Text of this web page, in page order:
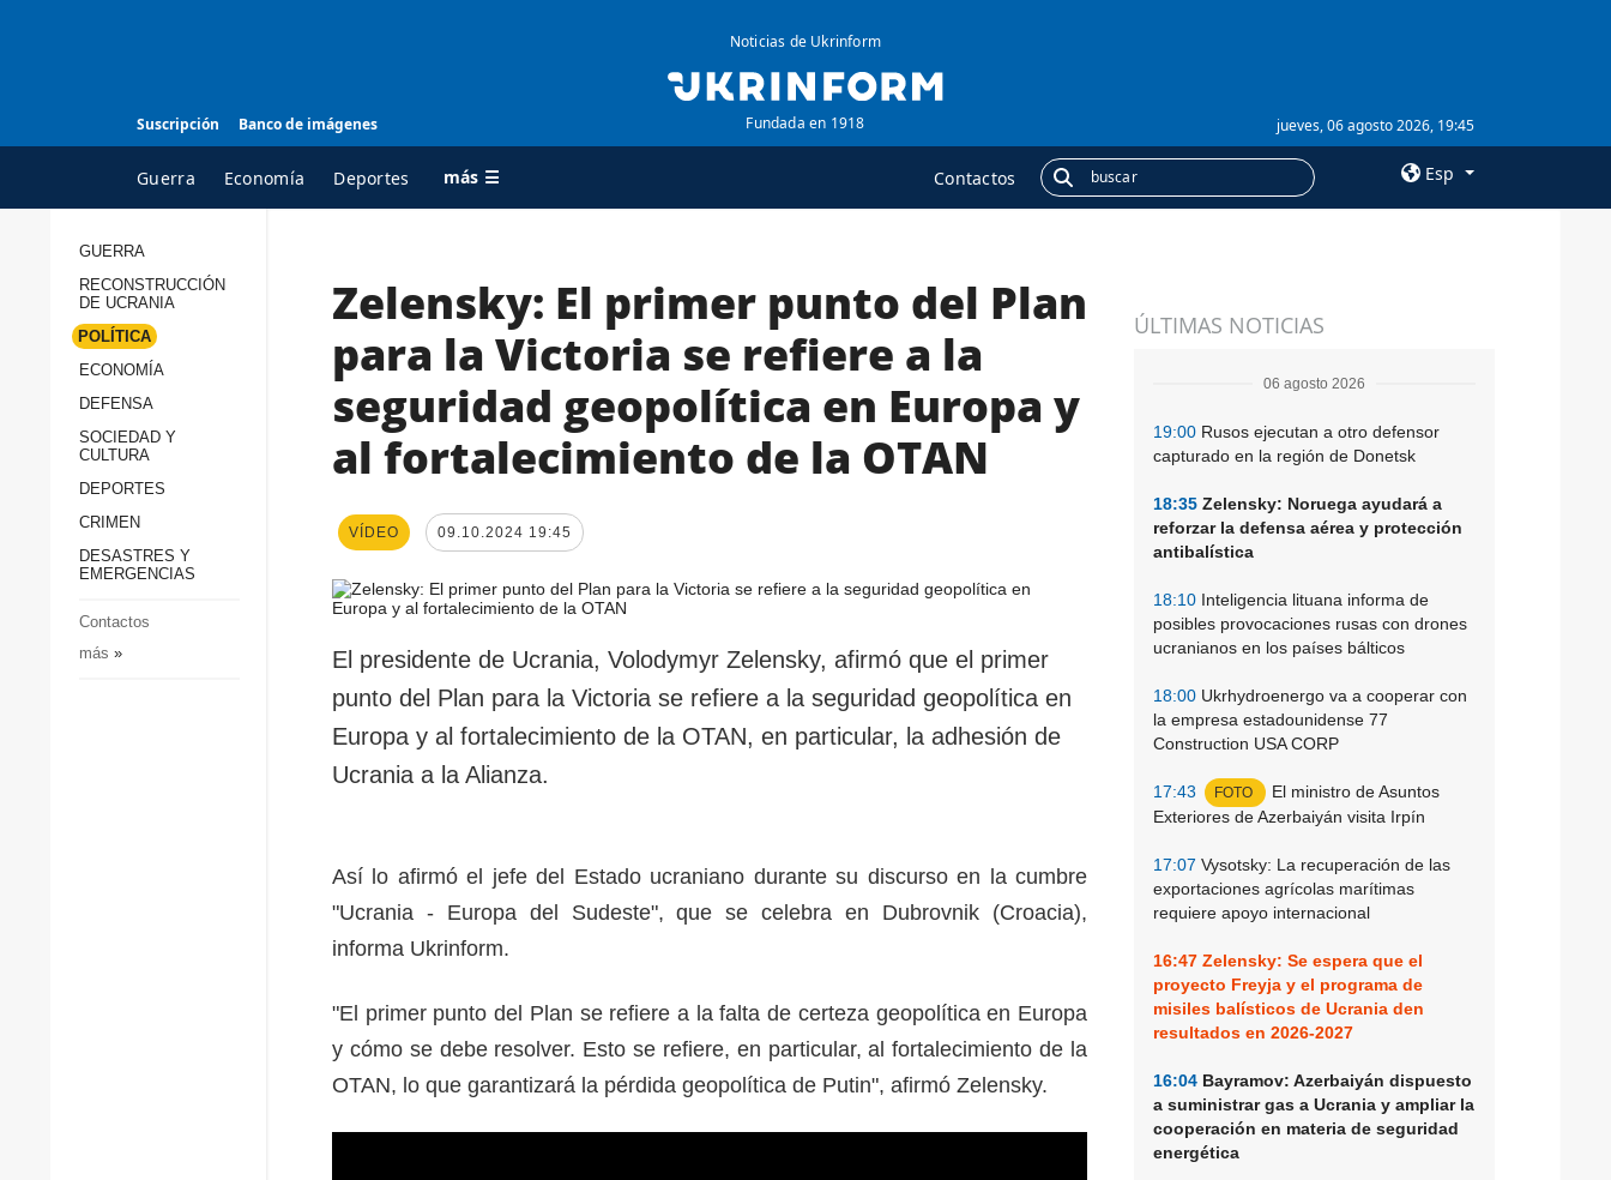
Suscripción Banco de imágenes
Noticias de Ukrinform
Fundada en 1918 jueves, 06 agosto 2026, 19:45
Guerra Economía Deportes más ☰ Contactos Esp
TODAS LAS
Reconstrucción de
Sociedad y Cultura
Desastres y emergencias
AGENCIA
sobre la agencia
contacto
condiciones de
suscripción
servicios
Política de privacidad y
protección de datos
ADICIONAL
Publicaciones
Entrevistas
Fotos
Suscripción
GUERRA
RECONSTRUCCIÓN
DE UCRANIA
POLÍTICA
ECONOMÍA
DEFENSA
SOCIEDAD Y
CULTURA
DEPORTES
CRIMEN
DESASTRES Y
EMERGENCIAS
Contactos
más »
ÚLTIMAS NOTICIAS
06 agosto 2026
19:00 Rusos ejecutan a otro defensor
capturado en la región de Donetsk
18:35 Zelensky: Noruega ayudará a
reforzar la defensa aérea y protección
antibalística
18:10 Inteligencia lituana informa de
posibles provocaciones rusas con drones
ucranianos en los países bálticos
18:00 Ukrhydroenergo va a cooperar con
la empresa estadounidense 77
Construction USA CORP
17:43 FOTO
El ministro de Asuntos
Exteriores de Azerbaiyán visita Irpín
17:07 Vysotsky: La recuperación de las
exportaciones agrícolas marítimas
requiere apoyo internacional
16:47 Zelensky: Se espera que el
proyecto Freyja y el programa de
misiles balísticos de Ucrania den
resultados en 2026-2027
16:04 Bayramov: Azerbaiyán dispuesto
a suministrar gas a Ucrania y ampliar la
cooperación en materia de seguridad
energética
Zelensky: El primer punto del Plan
para la Victoria se refiere a la
seguridad geopolítica en Europa y
al fortalecimiento de la OTAN
VÍDEO 09.10.2024 19:45
El presidente de Ucrania, Volodymyr Zelensky, afirmó que el primer
punto del Plan para la Victoria se refiere a la seguridad geopolítica en
Europa y al fortalecimiento de la OTAN, en particular, la adhesión de
Ucrania a la Alianza.
Así lo afirmó el jefe del Estado ucraniano durante su discurso en la cumbre
"Ucrania - Europa del Sudeste", que se celebra en Dubrovnik (Croacia),
informa Ukrinform.
"El primer punto del Plan se refiere a la falta de certeza geopolítica en Europa
y cómo se debe resolver. Esto se refiere, en particular, al fortalecimiento de la
OTAN, lo que garantizará la pérdida geopolítica de Putin", afirmó Zelensky.